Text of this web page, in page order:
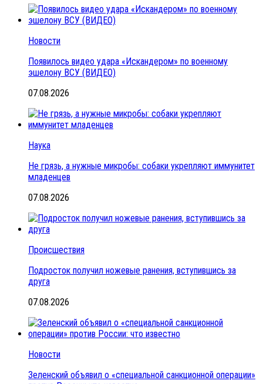
Новости
Появилось видео удара «Искандером» по военному
эшелону ВСУ (ВИДЕО)
07.08.2026
Наука
Не грязь, а нужные микробы: собаки укрепляют иммунитет
младенцев
07.08.2026
Происшествия
Подросток получил ножевые ранения, вступившись за
друга
07.08.2026
Новости
Зеленский объявил о «специальной санкционной операции»